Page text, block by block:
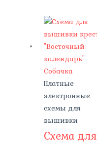
Платные
электронные
схемы для
вышивки
Схема для